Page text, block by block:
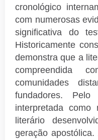
cronológico
com numerosas
significativa do
Historicamente
demonstra que a
compreendida
comunidades
fundadores.
interpretada
literário
geração